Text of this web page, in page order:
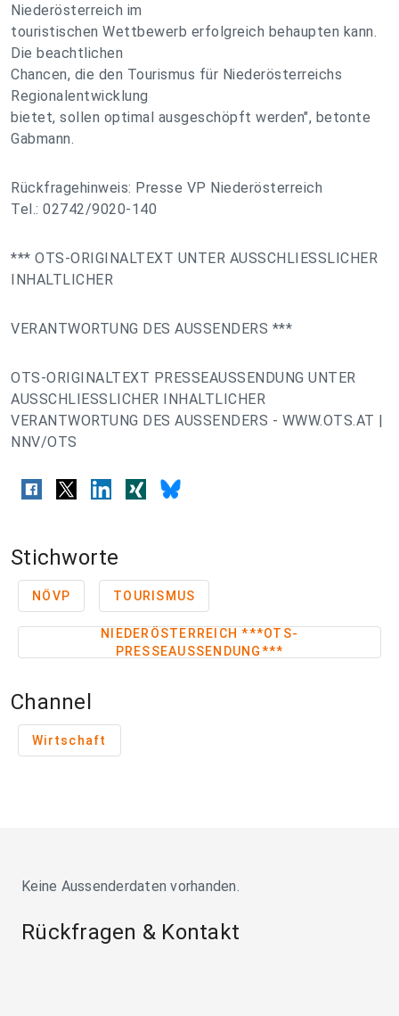
Niederösterreich im
touristischen Wettbewerb erfolgreich behaupten kann.
Die beachtlichen
Chancen, die den Tourismus für Niederösterreichs
Regionalentwicklung
bietet, sollen optimal ausgeschöpft werden", betonte
Gabmann.
Rückfragehinweis: Presse VP Niederösterreich
Tel.: 02742/9020-140
*** OTS-ORIGINALTEXT UNTER AUSSCHLIESSLICHER
INHALTLICHER
VERANTWORTUNG DES AUSSENDERS ***
OTS-ORIGINALTEXT PRESSEAUSSENDUNG UNTER
AUSSCHLIESSLICHER INHALTLICHER
VERANTWORTUNG DES AUSSENDERS - WWW.OTS.AT |
NNV/OTS
Stichworte
NÖVP TOURISMUS
NIEDERÖSTERREICH ***OTS-
PRESSEAUSSENDUNG***
Channel
Wirtschaft
Keine Aussenderdaten vorhanden.
Rückfragen & Kontakt